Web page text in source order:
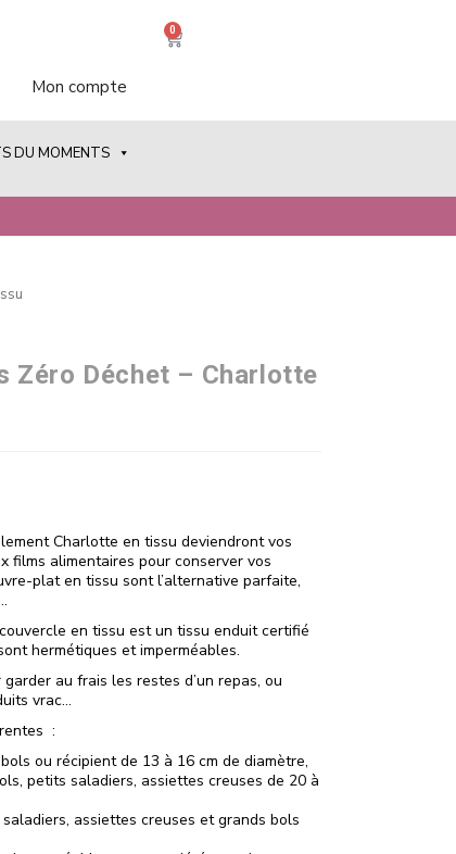
Mon compte
0
DU MOMENTS
Zéro Déchet – Charlotte
Charlotte en tissu deviendront vos
films alimentaires pour conserver vos
plat en tissu sont l’alternative parfaite,
en tissu est un tissu enduit certifié
hermétiques et imperméables.
au frais les restes d’un repas, ou
vrac…
:
ou récipient de 13 à 16 cm de diamètre,
petits saladiers, assiettes creuses de 20 à
assiettes creuses et grands bols